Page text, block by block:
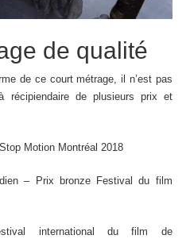
de qualité
de ce court métrage, il n’est pas
récipiendaire de plusieurs prix et
Motion Montréal 2018
– Prix bronze Festival du film
international du film de